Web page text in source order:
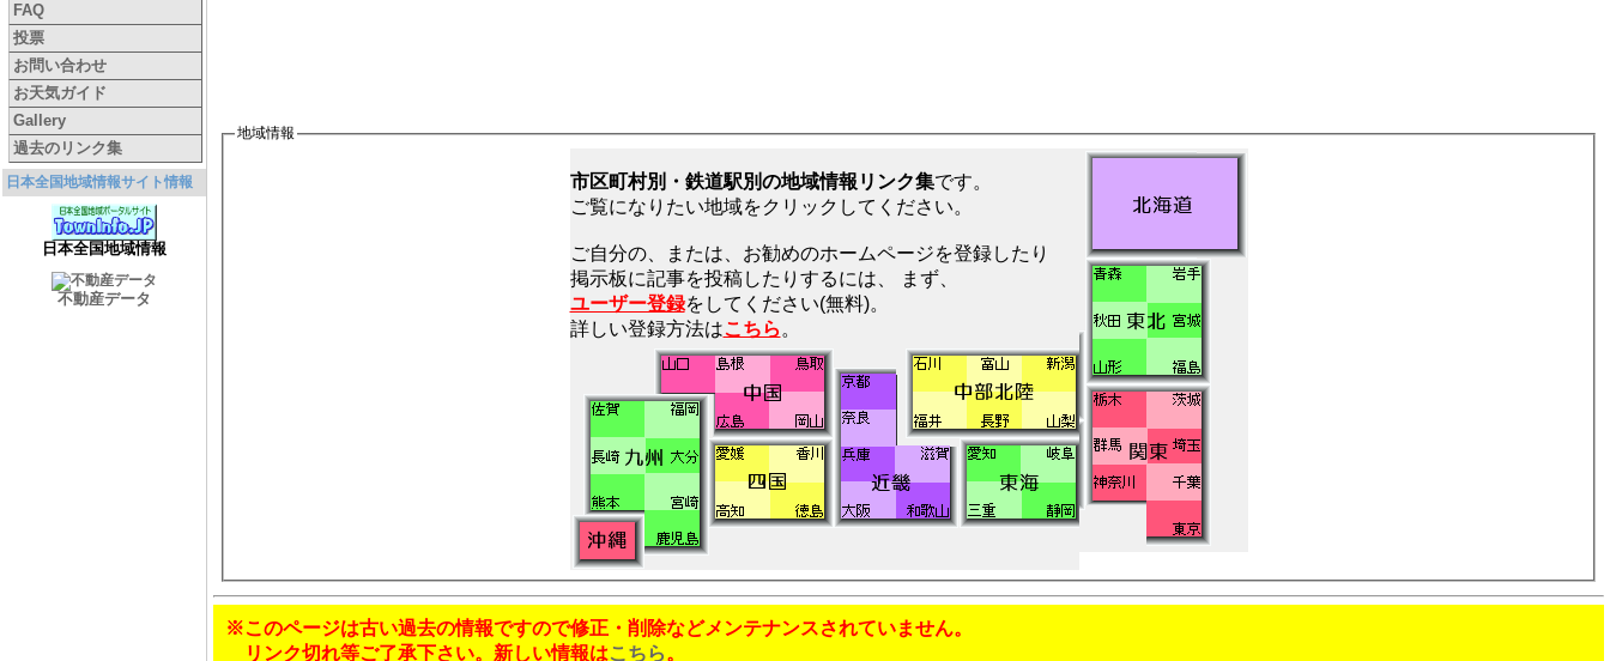
FAQ
投票
お問い合わせ
お天気ガイド
Gallery
過去のリンク集
日本全国地域情報サイト情報
日本全国地域情報
不動産データ
地域情報
市区町村別・鉄道駅別の地域情報リンク集です。
ご覧になりたい地域をクリックしてください。
ご自分の、または、お勧めのホームページを登録したり
掲示板に記事を投稿したりするには、 まず、
ユーザー登録をしてください(無料)。
詳しい登録方法はこちら 。
※このページは古い過去の情報ですので修正・削除などメンテナンスされていません。
リンク切れ等ご了承下さい。新しい情報はこちら。